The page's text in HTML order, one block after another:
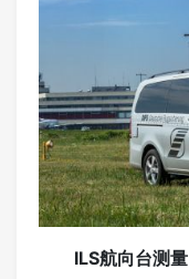
ILS航向台测量